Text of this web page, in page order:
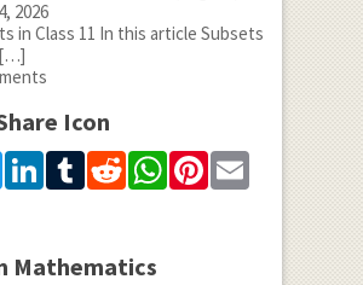
2026
in Class 11 In this article Subsets
[…]
Icon
Twitter
LinkedIn
Tumblr
Reddit
WhatsApp
Pinterest
Email
Mathematics